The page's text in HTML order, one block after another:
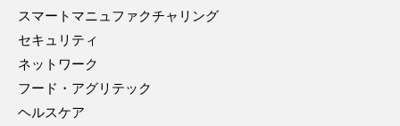
スマートマニュファクチャリング
セキュリティ
ネットワーク
フード・アグリテック
ヘルスケア